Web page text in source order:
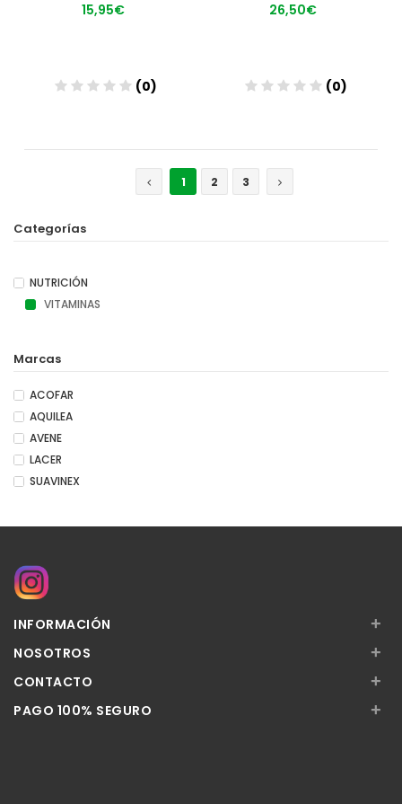
15,95€
(0)
26,50€
(0)
1
2 3
Categorías
NUTRICIÓN
VITAMINAS
Marcas
ACOFAR
AQUILEA
AVENE
LACER
SUAVINEX
INFORMACIÓN +
NOSOTROS +
CONTACTO +
PAGO 100% SEGURO +